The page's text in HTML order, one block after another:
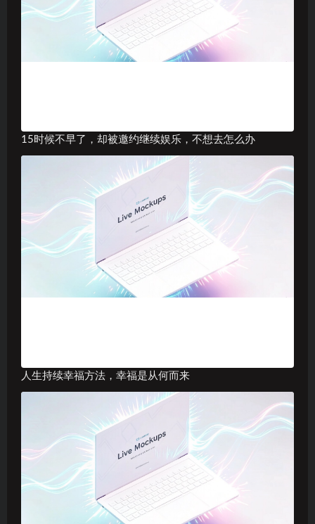
15时候不早了，却被邀约继续娱乐，不想去怎么办
人生持续幸福方法，幸福是从何而来